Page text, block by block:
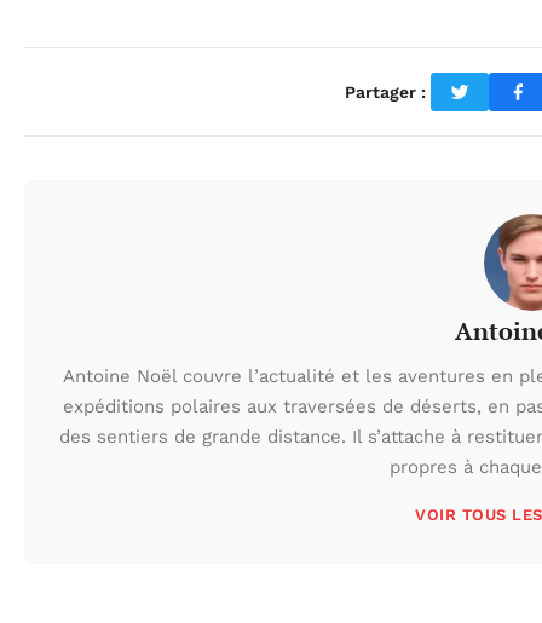
Partager :
Antoine Noël couvre l’actualité et les aventures en
expéditions polaires aux traversées de déserts, en
des sentiers de grande distance. Il s’attache à
propres à
VOIR TOUS